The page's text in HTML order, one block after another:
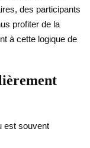
des participants
profiter de la
à cette logique de
est souvent